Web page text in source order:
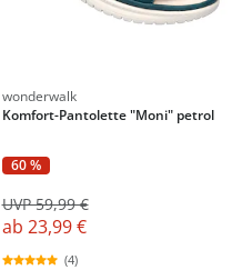
wonderwalk
Komfort-Pantolette "Moni" petrol
60 %
ab 23,99 €
UVP 59,99 €
(4)